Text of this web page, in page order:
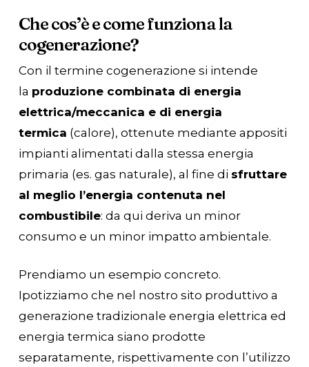
Che cos’è e come funziona la
cogenerazione?
Con il termine cogenerazione si intende
la produzione combinata di energia
elettrica/meccanica e di energia
termica (calore), ottenute mediante appositi
impianti alimentati dalla stessa energia
primaria (es. gas naturale), al fine di sfruttare
al meglio l’energia contenuta nel
combustibile: da qui deriva un minor
consumo e un minor impatto ambientale.
Prendiamo un esempio concreto.
Ipotizziamo che nel nostro sito produttivo a
generazione tradizionale energia elettrica ed
energia termica siano prodotte
separatamente, rispettivamente con l’utilizzo